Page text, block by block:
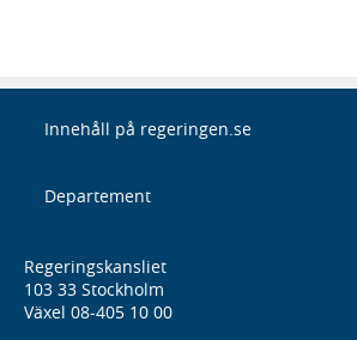
Innehåll på regeringen.se
Departement
Regeringskansliet
103 33 Stockholm
Växel 08-405 10 00